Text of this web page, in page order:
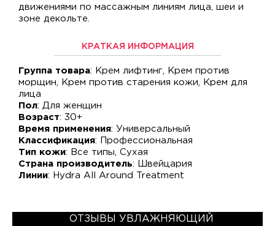
движениями по массажным линиям лица, шеи и
зоне декольте.
КРАТКАЯ ИНФОРМАЦИЯ
Группа товара: Крем лифтинг, Крем против
морщин, Крем против старения кожи, Крем для
лица
Пол: Для женщин
Возраст: 30+
Время применения: Универсальный
Классификация: Профессиональная
Тип кожи: Все типы, Сухая
Страна производитель: Швейцария
Линии: Hydra All Around Treatment
ОТЗЫВЫ УВЛАЖНЯЮЩИЙ